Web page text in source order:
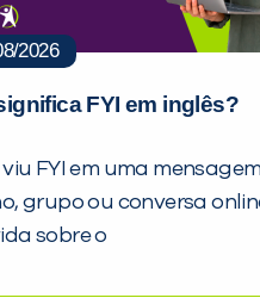
2026
FYI em inglês?
FYI em uma
grupo ou conversa
sobre o